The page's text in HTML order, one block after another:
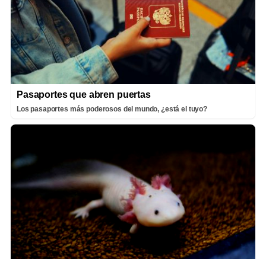
Pasaportes que abren puertas
Los pasaportes más poderosos del mundo, ¿está el tuyo?